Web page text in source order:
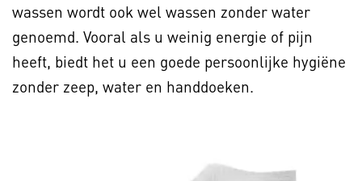
wassen wordt ook wel wassen zonder water
genoemd. Vooral als u weinig energie of pijn
heeft, biedt het u een goede persoonlijke hygiëne
zonder zeep, water en handdoeken.